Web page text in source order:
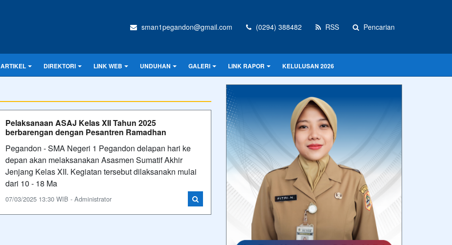
sman1pegandon@gmail.com (0294) 388482 RSS Pencarian
ARTIKEL DIREKTORI LINK WEB UNDUHAN GALERI LINK RAPOR KELULUSAN 2026
Pelaksanaan ASAJ Kelas XII Tahun 2025
berbarengan dengan Pesantren Ramadhan
Pegandon - SMA Negeri 1 Pegandon delapan hari ke
depan akan melaksanakan Asasmen Sumatif Akhir
Jenjang Kelas XII. Kegiatan tersebut dilaksanakn mulai
dari 10 - 18 Ma
07/03/2025 13:30 WIB - Administrator